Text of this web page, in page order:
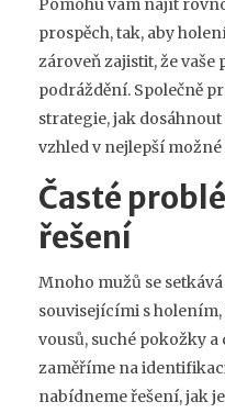
Pomohu vám najít
prospěch, tak, aby
zároveň zajistit, že vaše
podráždění. Společně
strategie, jak
vzhled v nejlepší
Časté
řešení
Mnoho mužů se
souvisejícími s
vousů, suché pokožky a
zaměříme na
nabídneme řešení, jak